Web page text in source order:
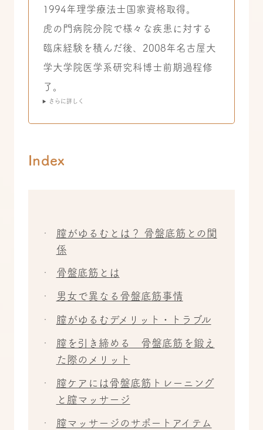
1994年理学療法士国家資格取得。
虎の門病院分院で様々な疾患に対する
臨床経験を積んだ後、2008年名古屋大
学大学院医学系研究科博士前期過程修
了。
さらに詳しく
Index
膣がゆるむとは？ 骨盤底筋との関
係
骨盤底筋とは
男女で異なる骨盤底筋事情
膣がゆるむデメリット・トラブル
膣を引き締める 骨盤底筋を鍛え
た際のメリット
膣ケアには骨盤底筋トレーニング
と膣マッサージ
膣マッサージのサポートアイテム